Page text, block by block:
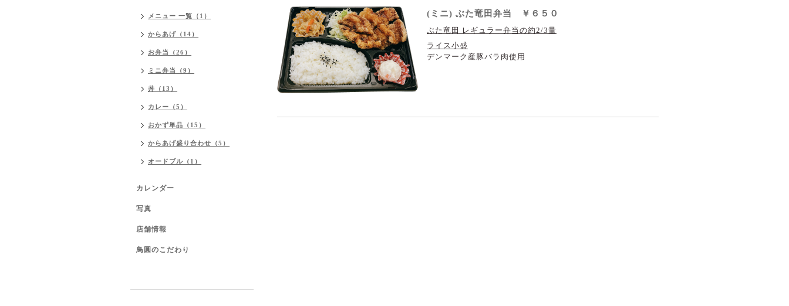
(ミニ) ぶた竜田弁当 ￥６５０
ぶた竜田 レギュラー弁当の約2/3量
ライス小盛
デンマーク産豚バラ肉使用
メニュー 一覧（1）
からあげ（14）
お弁当（26）
ミニ弁当（9）
丼（13）
カレー（5）
おかず単品（15）
からあげ盛り合わせ（5）
オードブル（1）
カレンダー
写真
店舗情報
鳥圓のこだわり